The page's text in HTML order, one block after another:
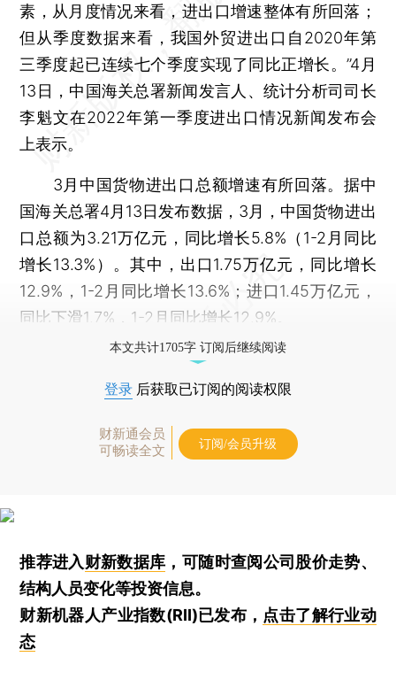
素，从月度情况来看，进出口增速整体有所回落；
但从季度数据来看，我国外贸进出口自2020年第
三季度起已连续七个季度实现了同比正增长。”4月
13日，中国海关总署新闻发言人、统计分析司司长
李魁文在2022年第一季度进出口情况新闻发布会
上表示。
3月中国货物进出口总额增速有所回落。据中
国海关总署4月13日发布数据，3月，中国货物进出
口总额为3.21万亿元，同比增长5.8%（1-2月同比
增长13.3%）。其中，出口1.75万亿元，同比增长
12.9%，1-2月同比增长13.6%；进口1.45万亿元，
同比下滑1.7%，1-2月同比增长12.9%。
本文共计1705字 订阅后继续阅读
登录 后获取已订阅的阅读权限
财新通会员
可畅读全文
订阅/会员升级
推荐进入财新数据库 ，可随时查阅公司股价走势、
结构人员变化等投资信息。
财新机器人产业指数(RII)已发布， 点击了解行业动
态